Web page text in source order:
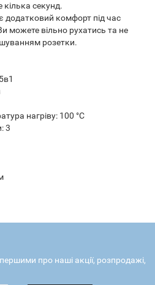
секунд.
комфорт під час
можете вільно рухатись та не
розетки.
нагріву: 100 °С
3
про наші акції, розпродажі,